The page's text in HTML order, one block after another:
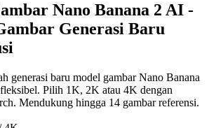
Nano Banana 2 AI -
Generasi Baru
generasi baru model gambar Nano Banana
Pilih 1K, 2K atau 4K dengan
Mendukung hingga 14 gambar referensi.